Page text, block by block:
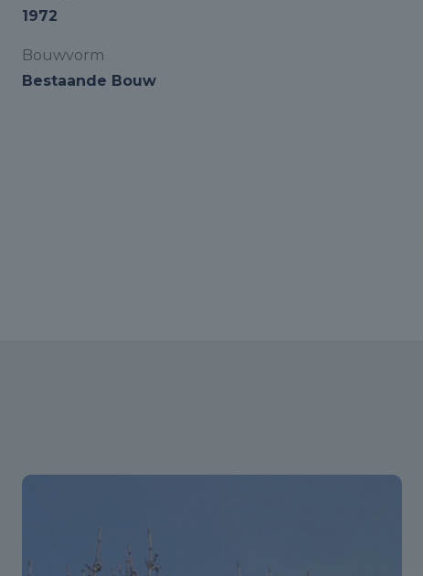
1972
Bouwvorm
Bestaande Bouw